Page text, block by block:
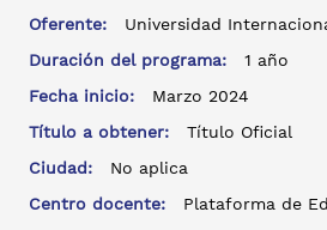
Oferente:
Universidad
Duración del programa:
1 año
Fecha inicio:
Marzo 2024
Título a obtener:
Título Oficial
Ciudad:
No aplica
Centro docente:
Plataforma de